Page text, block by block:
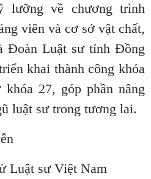
lưỡng về chương trình
viên và cơ sở vật chất,
Đoàn Luật sư tỉnh Đồng
khai thành công khóa
27, góp phần nâng
luật sư trong tương lai.
Luật sư Việt Nam